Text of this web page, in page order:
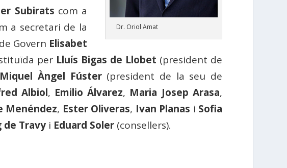
Dr. Oriol Amat
Subirats com a
a secretari de la
Govern Elisabet
per Lluís Bigas de Llobet (president de
Miquel Àngel Fúster(president de la seu de
Albiol, Emilio Álvarez, Maria Josep Arasa,
Menéndez, Ester Oliveras, Ivan Planas i Sofia
de Travy i Eduard Soler (consellers).